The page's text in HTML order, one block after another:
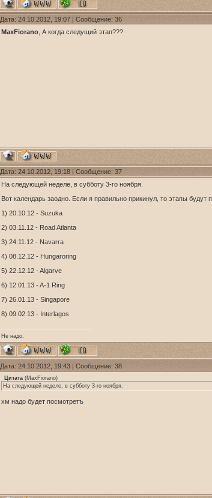
Дата: 24.10.2012, 19:07 | Сообщение: 36
MaxFiorano , А когда следущий этап???
Дата: 24.10.2012, 19:18 | Сообщение: 37
На следующей неделе, в субботу 3-го ноября.
Вот календарь заодно. Если я правильно прикинул, то этапы будут
1) 20.10.12 - Suzuka
2) 03.11.12 - Road Atlanta
3) 24.11.12 - Navarra
4) 08.12.12 - Hungaroring
5) 22.12.12 - Algarve
6) 12.01.13 - A-1 Ring
7) 26.01.13 - Singapore
8) 09.02.13 - Interlagos
Не надо.
Дата: 24.10.2012, 19:43 | Сообщение: 38
Цитата (MaxFiorano)
На следующей неделе, в субботу 3-го ноября.
хм надо будет посмотретъ